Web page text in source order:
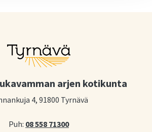
arjen kotikunta
4, 91800 Tyrnävä
Puh: 08 558 71300